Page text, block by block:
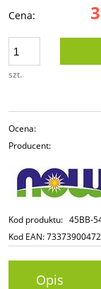
Cena:
szt.
Ocena:
Producent:
Kod produktu: 45BB-
Kod EAN:
Opis